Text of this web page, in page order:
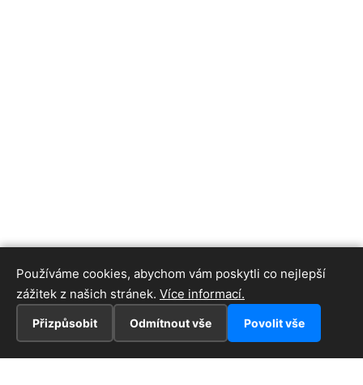
Používáme cookies, abychom vám poskytli co nejlepší
zážitek z našich stránek. Více informací.
Přizpůsobit Odmítnout vše Povolit vše